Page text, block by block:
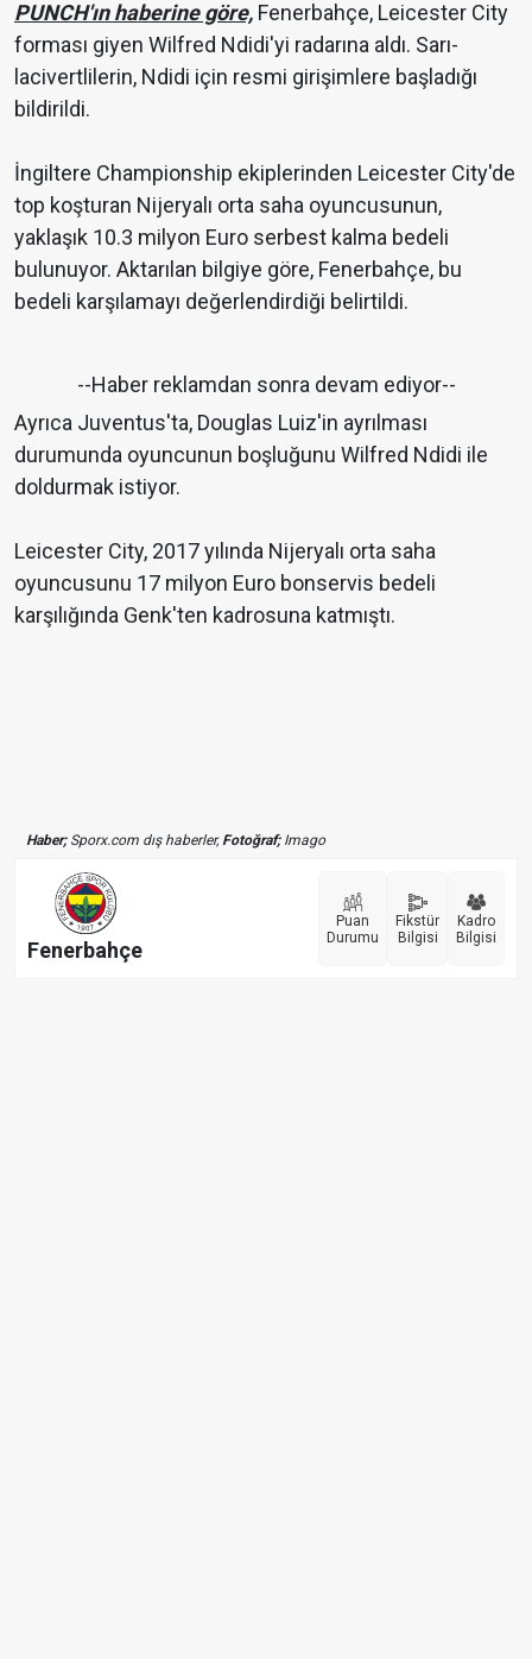
PUNCH'ın haberine göre, Fenerbahçe, Leicester City
forması giyen Wilfred Ndidi'yi radarına aldı. Sarı-
lacivertlilerin, Ndidi için resmi girişimlere başladığı
bildirildi.
İngiltere Championship ekiplerinden Leicester City'de
top koşturan Nijeryalı orta saha oyuncusunun,
yaklaşık 10.3 milyon Euro serbest kalma bedeli
bulunuyor. Aktarılan bilgiye göre, Fenerbahçe, bu
bedeli karşılamayı değerlendirdiği belirtildi.
--Haber reklamdan sonra devam ediyor--
Ayrıca Juventus'ta, Douglas Luiz'in ayrılması
durumunda oyuncunun boşluğunu Wilfred Ndidi ile
doldurmak istiyor.
Leicester City, 2017 yılında Nijeryalı orta saha
oyuncusunu 17 milyon Euro bonservis bedeli
karşılığında Genk'ten kadrosuna katmıştı.
Haber;Sporx.com dış haberler,Fotoğraf;Imago
Fenerbahçe
Puan
Durumu
Fikstür
Bilgisi
Kadro
Bilgisi